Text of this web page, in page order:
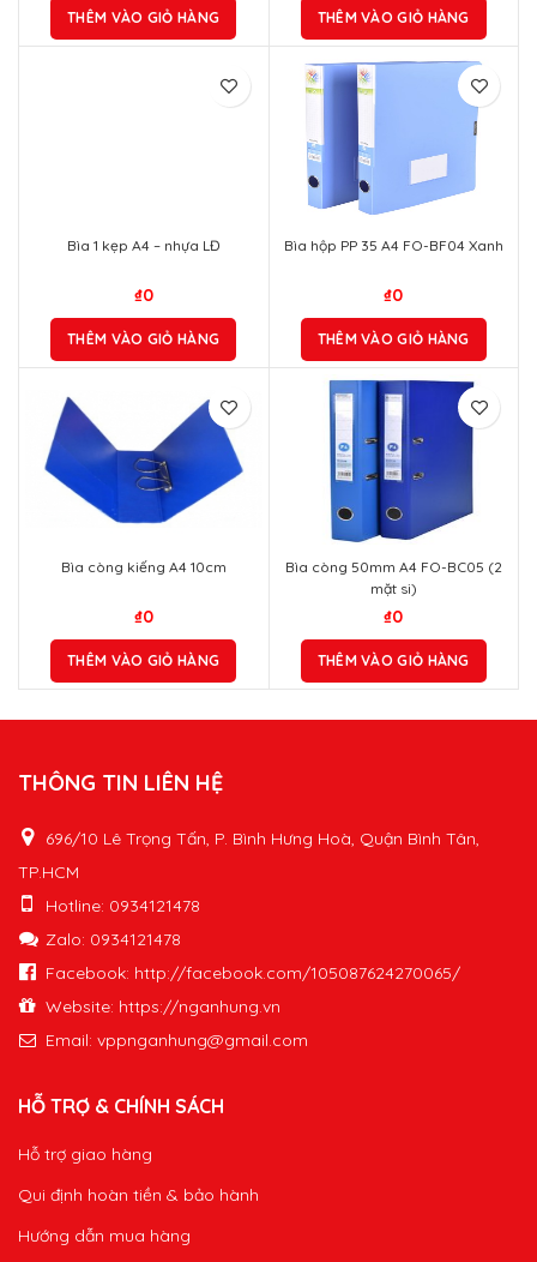
THÊM VÀO GIỎ HÀNG THÊM VÀO GIỎ HÀNG
Bìa hộp PP 35 A4 FO-BF04 Xanh
₫0
THÊM VÀO GIỎ HÀNG
Bìa còng kiếng A4 10cm
₫0
THÊM VÀO GIỎ HÀNG
Bìa còng 50mm A4 FO-BC05 (2
mặt si)
₫0
THÊM VÀO GIỎ HÀNG
THÔNG TIN LIÊN HỆ
696/10 Lê Trọng Tấn, P. Bình Hưng Hoà, Quận Bình Tân,
TP.HCM
Hotline: 0934121478
Zalo: 0934121478
Facebook: http://facebook.com/105087624270065/
Website: https://nganhung.vn
Email: vppnganhung@gmail.com
HỖ TRỢ & CHÍNH SÁCH
Hỗ trợ giao hàng
Qui định hoàn tiền & bảo hành
Hướng dẫn mua hàng